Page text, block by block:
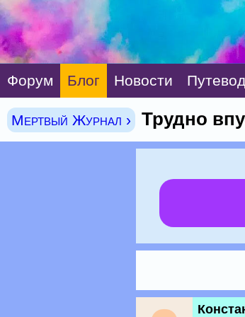
Форум Блог Новости
Мертвый Журнал › Трудно